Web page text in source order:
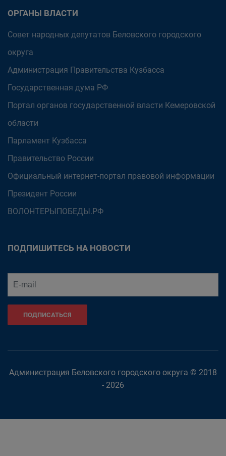
ОРГАНЫ ВЛАСТИ
Совет народных депутатов Беловского городского
округа
Администрация Правительства Кузбасса
Государственная дума РФ
Портал органов государственной власти Кемеровской
области
Парламент Кузбасса
Правительство России
Официальный интернет-портал правовой информации
Президент России
ВОЛОНТЕРЫПОБЕДЫ.РФ
ПОДПИШИТЕСЬ НА НОВОСТИ
ПОДПИСАТЬСЯ
Администрация Беловского городского округа © 2018
- 2026